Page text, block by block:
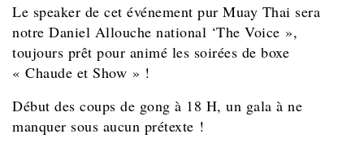
Le speaker de cet événement pur Muay Thai sera
notre Daniel Allouche national ‘The Voice »,
toujours prêt pour animé les soirées de boxe
« Chaude et Show » !
Début des coups de gong à 18 H, un gala à ne
manquer sous aucun prétexte !